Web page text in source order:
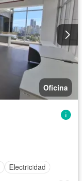
Oficina
Electricidad